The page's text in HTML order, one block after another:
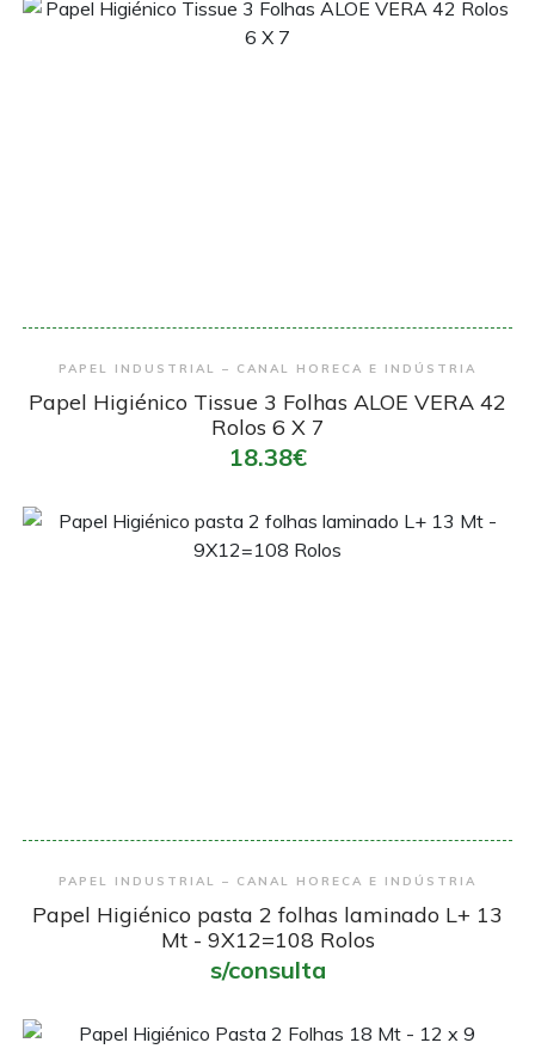
Encomendar
PAPEL INDUSTRIAL – CANAL HORECA E INDÚSTRIA
Papel Higiénico Tissue 3 Folhas ALOE VERA 42
Rolos 6 X 7
18.38€
Encomendar
PAPEL INDUSTRIAL – CANAL HORECA E INDÚSTRIA
Papel Higiénico pasta 2 folhas laminado L+ 13
Mt - 9X12=108 Rolos
s/consulta